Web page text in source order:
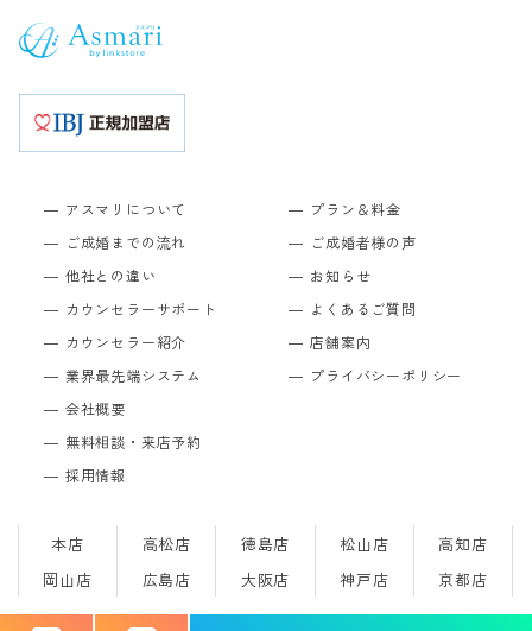
アスマリについて
ご成婚までの流れ
他社との違い
カウンセラーサポート
カウンセラー紹介
業界最先端システム
プラン＆料金
ご成婚者様の声
お知らせ
よくあるご質問
店舗案内
プライバシーポリシー
会社概要
無料相談・来店予約
採用情報
本店 高松店 徳島店 松山店
高知店
岡山店
広島店 大阪店 神戸店 京都店